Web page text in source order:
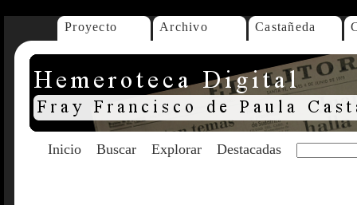
Proyecto Archivo Castañeda
Inicio Buscar Explorar Destacadas